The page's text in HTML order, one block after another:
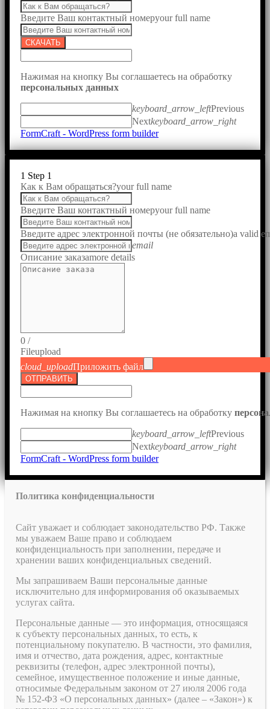
Введите Ваш контактный номерyour full name
СКАЧАТЬ
Нажимая на кнопку Вы соглашаетесь на обработку
персональных данных
keyboard_arrow_leftPrevious
Nextkeyboard_arrow_right
FormCraft - WordPress form builder
1 Step 1
Как к Вам обращаться?your full name
Введите Ваш контактный номерyour full name
Введите адрес электронной почты (не обязательно)a valid
email
Описание заказаmore details
0 /
Fileupload
cloud_uploadПриложить файл
ОТПРАВИТЬ
Нажимая на кнопку Вы соглашаетесь на обработку
keyboard_arrow_leftPrevious
Nextkeyboard_arrow_right
FormCraft - WordPress form builder
Политика конфиденциальности
Сайт уважает и соблюдает законодательство РФ. Также
мы уважаем Ваше право и соблюдаем
конфиденциальность при заполнении, передаче и
хранении ваших конфиденциальных сведений.
Мы запрашиваем Ваши персональные данные
исключительно для информирования об оказываемых
услугах сайта.
Персональные данные — это информация, относящаяся
к субъекту персональных данных, то есть, к
потенциальному покупателю. В частности, это фамилия,
имя и отчество, дата рождения, адрес, контактные
реквизиты (телефон, адрес электронной почты),
семейное, имущественное положение и иные данные,
относимые Федеральным законом от 27 июля 2006 года
№ 152-ФЗ «О персональных данных» (далее – «Закон») к